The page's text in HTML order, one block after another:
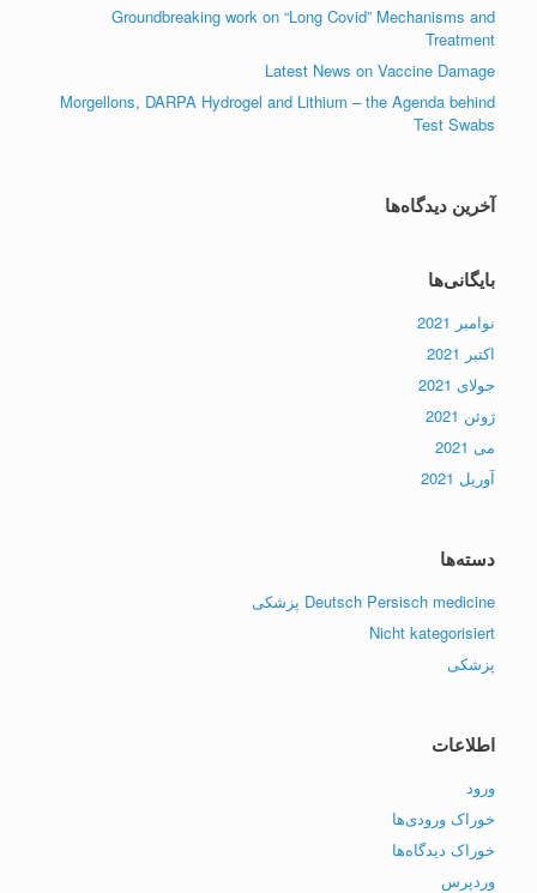
Groundbreaking work on “Long Covid” Mechanisms and
Treatment
Latest News on Vaccine Damage
Morgellons, DARPA Hydrogel and Lithium – the Agenda behind
Test Swabs
آخرین دیدگاه‌ها
بایگانی‌ها
نوامبر 2021
اکتبر 2021
جولای 2021
ژوئن 2021
می 2021
آوریل 2021
دسته‌ها
Deutsch Persisch medicine پزشکی
Nicht kategorisiert
پزشکی
اطلاعات
ورود
خوراک ورودی‌ها
خوراک دیدگاه‌ها
وردپرس